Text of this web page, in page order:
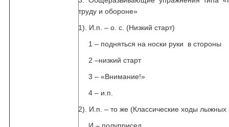
труду и обороне»
1). И.п. – о. с. (Низкий старт)
1 – подняться на носки руки в стороны
2 –низкий старт
3 – «Внимание!»
4 – и.п.
2). И.п. – то же (Классические ходы лыжных